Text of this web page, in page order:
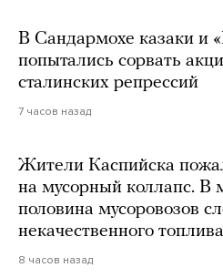
В Сандармохе казаки и
попытались сорвать
сталинских репрессий
7 часов назад
Жители Каспийска
на мусорный коллапс. В
половина мусоровозов
некачественного топлива
8 часов назад